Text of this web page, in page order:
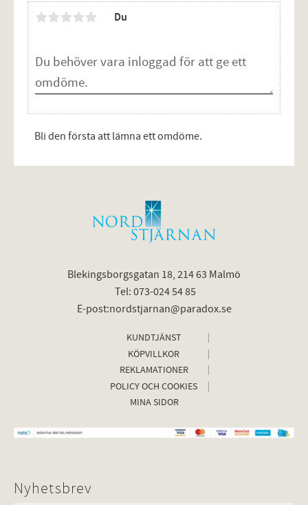
Du
Bli den första att lämna ett omdöme.
Blekingsborgsgatan 18, 214 63 Malmö
Tel: 073-024 54 85
E-post:nordstjarnan@paradox.se
KUNDTJÄNST
KÖPVILLKOR
REKLAMATIONER
POLICY OCH COOKIES
MINA SIDOR
Nyhetsbrev